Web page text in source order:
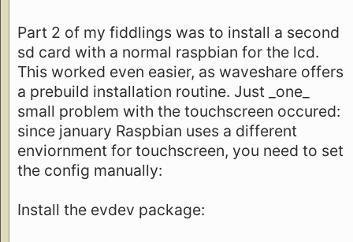
Part 2 of my fiddlings was to install a second
sd card with a normal raspbian for the lcd.
This worked even easier, as waveshare offers
a prebuild installation routine. Just _one_
small problem with the touchscreen occured:
since january Raspbian uses a different
enviornment for touchscreen, you need to set
the config manually:
Install the evdev package: